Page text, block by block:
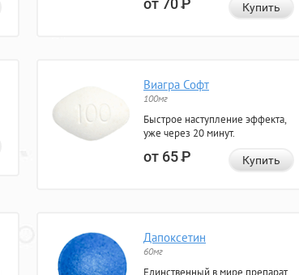
от 70Р Купить
Виагра Софт
100мг
Быстрое наступление эффекта,
уже через 20 минут.
от 65Р Купить
Дапоксетин
60мг